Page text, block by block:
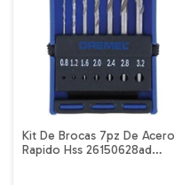
Kit De Brocas 7pz De Acero
Rapido Hss 26150628ad